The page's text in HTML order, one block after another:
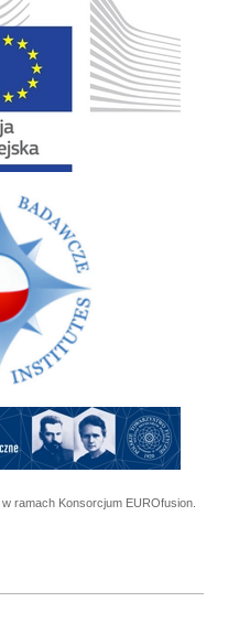
w ramach Konsorcjum EUROfusion.